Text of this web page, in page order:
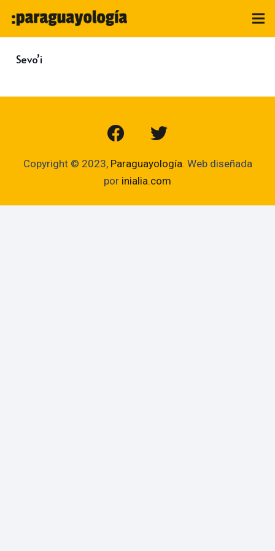
Sevo’i
Copyright © 2023, Paraguayología. Web diseñada
por inialia.com